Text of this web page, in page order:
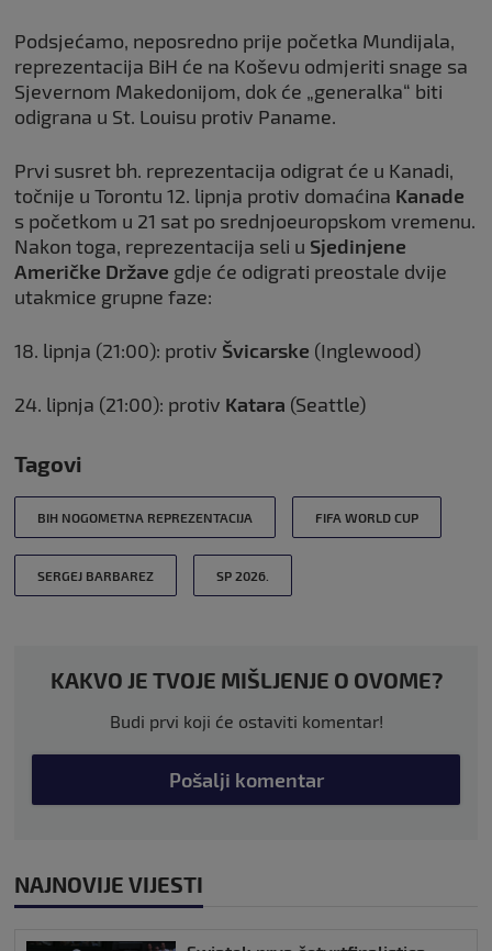
Podsjećamo, neposredno prije početka Mundijala,
reprezentacija BiH će na Koševu odmjeriti snage sa
Sjevernom Makedonijom, dok će „generalka“ biti
odigrana u St. Louisu protiv Paname.
Prvi susret bh. reprezentacija odigrat će u Kanadi,
točnije u Torontu 12. lipnja protiv domaćina Kanade
s početkom u 21 sat po srednjoeuropskom vremenu.
Nakon toga, reprezentacija seli u Sjedinjene
Američke Države gdje će odigrati preostale dvije
utakmice grupne faze:
18. lipnja (21:00): protiv Švicarske (Inglewood)
24. lipnja (21:00): protiv Katara (Seattle)
Tagovi
BIH NOGOMETNA REPREZENTACIJA FIFA WORLD CUP
SERGEJ BARBAREZ SP 2026.
KAKVO JE TVOJE MIŠLJENJE O OVOME?
Budi prvi koji će ostaviti komentar!
Pošalji komentar
NAJNOVIJE VIJESTI